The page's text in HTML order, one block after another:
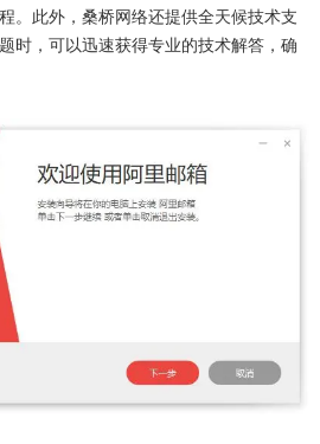
。此外，桑桥网络还提供全天候技术支
时，可以迅速获得专业的技术解答，确